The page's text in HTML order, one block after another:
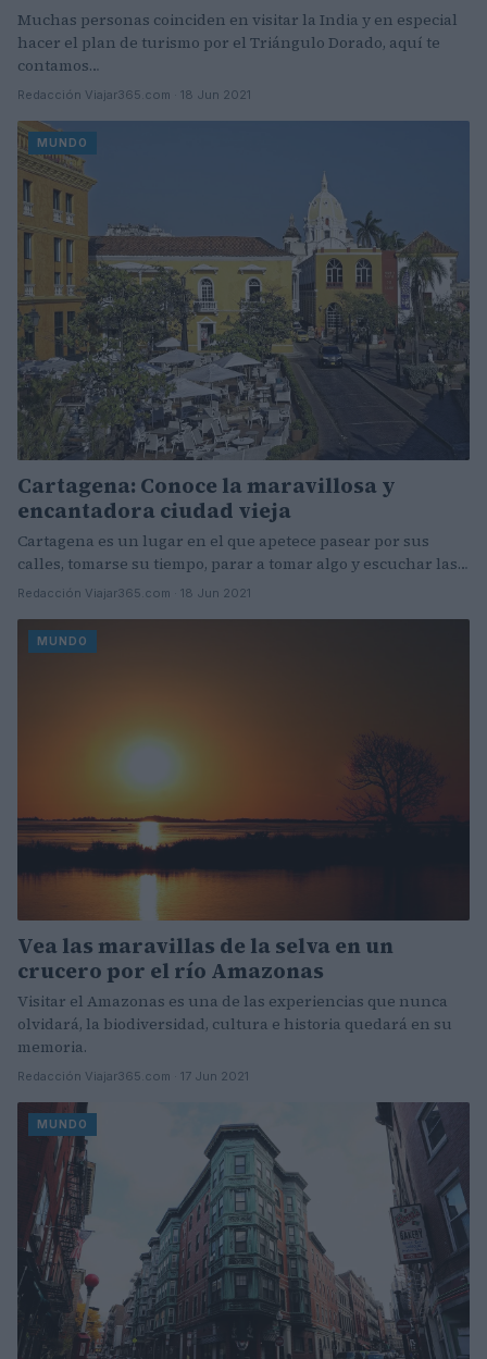
Muchas personas coinciden en visitar la India y en especial
hacer el plan de turismo por el Triángulo Dorado, aquí te
contamos…
Redacción Viajar365.com · 18 Jun 2021
MUNDO
Cartagena: Conoce la maravillosa y
encantadora ciudad vieja
Cartagena es un lugar en el que apetece pasear por sus
calles, tomarse su tiempo, parar a tomar algo y escuchar las…
Redacción Viajar365.com · 18 Jun 2021
MUNDO
Vea las maravillas de la selva en un
crucero por el río Amazonas
Visitar el Amazonas es una de las experiencias que nunca
olvidará, la biodiversidad, cultura e historia quedará en su
memoria.
Redacción Viajar365.com · 17 Jun 2021
MUNDO